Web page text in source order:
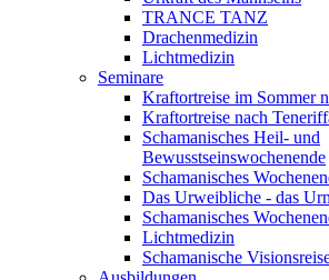
TRANCE TANZ
Drachenmedizin
Lichtmedizin
Seminare
Kraftortreise im Sommer
Kraftortreise nach
Schamanisches Heil- und
Bewusstseinswochenende
Schamanisches
Das Urweibliche - das
Schamanisches
Lichtmedizin
Schamanische